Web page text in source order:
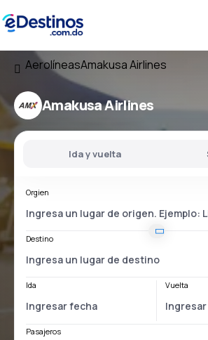
AerolíneasAmakusa Airlines
Amakusa Airlines
Ida y vuelta
Orgien
Destino
Ida Vuelta
Pasajeros